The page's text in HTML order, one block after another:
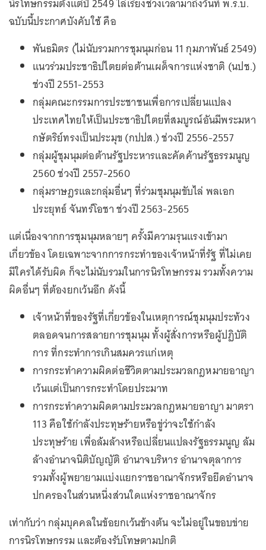
นิรโทษกรรมตั้งแต่ปี 2549 ไล่เรียงช่วงเวลามาถึงวันที่ พ.ร.บ.
ฉบับนี้ประกาศบังคับใช้ คือ
พันธมิตร (ไม่นับรวมการชุมนุมก่อน 11 กุมภาพันธ์ 2549)
แนวร่วมประชาธิปไตยต่อต้านเผด็จการแห่งชาติ (นปช.)
ช่วงปี 2551-2553
กลุ่มคณะกรรมการประชาชนเพื่อการเปลี่ยนแปลง
ประเทศไทยให้เป็นประชาธิปไตยที่สมบูรณ์อันมีพระมหา
กษัตริย์ทรงเป็นประมุข (กปปส.) ช่วงปี 2556-2557
กลุ่มผู้ชุมนุมต่อต้านรัฐประหารและคัดค้านรัฐธรรมนูญ
2560 ช่วงปี 2557-2560
กลุ่มราษฎรและกลุ่มอื่นๆ ที่ร่วมชุมนุมขับไล่ พลเอก
ประยุทธ์ จันทร์โอชา ช่วงปี 2563-2565
แต่เนื่องจากการชุมนุมหลายๆ ครั้งมีความรุนแรงเข้ามา
เกี่ยวข้อง โดยเฉพาะจากการกระทำของเจ้าหน้าที่รัฐ ที่ไม่เคย
มีใครได้รับผิด ก็จะไม่นับรวมในการนิรโทษกรรม รวมทั้งความ
ผิดอื่นๆ ที่ต้องยกเว้นอีก ดังนี้
เจ้าหน้าที่ของรัฐที่เกี่ยวข้องในเหตุการณ์ชุมนุมประท้วง
ตลอดจนการสลายการชุมนุม ทั้งผู้สั่งการหรือผู้ปฏิบัติ
การ ที่กระทำการเกินสมควรแก่เหตุ
การกระทำความผิดต่อชีวิตตามประมวลกฎหมายอาญา
เว้นแต่เป็นการกระทำโดยประมาท
การกระทำความผิดตามประมวลกฎหมายอาญา มาตรา
113 คือใช้กำลังประทุษร้ายหรือขู่ว่าจะใช้กำลัง
ประทุษร้าย เพื่อล้มล้างหรือเปลี่ยนแปลงรัฐธรรมนูญ ล้ม
ล้างอำนาจนิติบัญญัติ อำนาจบริหาร อำนาจตุลาการ
รวมทั้งผู้พยายามแบ่งแยกราชอาณาจักรหรือยึดอำนาจ
ปกครองในส่วนหนึ่งส่วนใดแห่งราชอาณาจักร
เท่ากับว่า กลุ่มบุคคลในข้อยกเว้นข้างต้น จะไม่อยู่ในขอบข่าย
การนิรโทษกรรม และต้องรับโทษตามปกติ